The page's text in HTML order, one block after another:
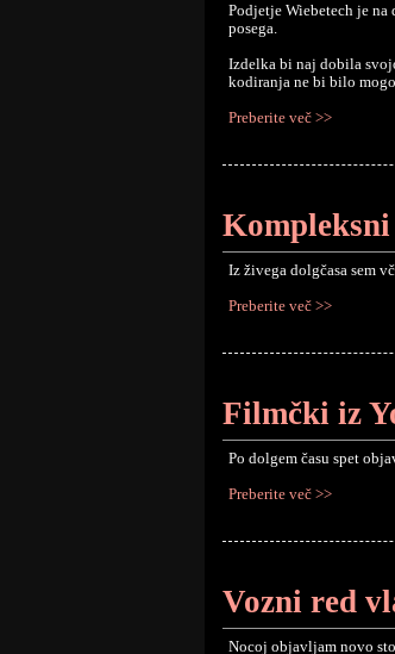
Podjetje Wiebetech je
posega.
Izdelka bi naj dobila
kodiranja ne bi bilo
Preberite več >>
Iz živega dolgčasa sem
Preberite več >>
Filmčki iz
Po dolgem času spet
Preberite več >>
Vozni red
Nocoj objavljam novo